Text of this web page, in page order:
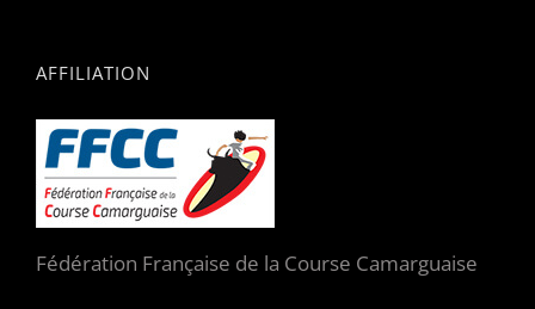
AFFILIATION
Fédération Française de la Course Camarguaise